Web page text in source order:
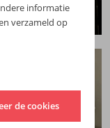
informatie
verzameld op
de cookies